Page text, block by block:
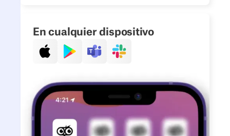
En cualquier dispositivo